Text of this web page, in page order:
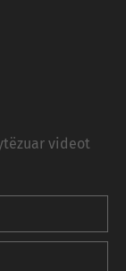
videot